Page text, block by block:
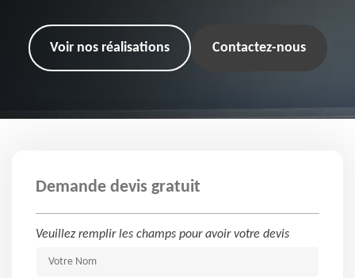
Voir nos réalisations Contactez-nous
Demande devis gratuit
Veuillez remplir les champs pour avoir votre devis